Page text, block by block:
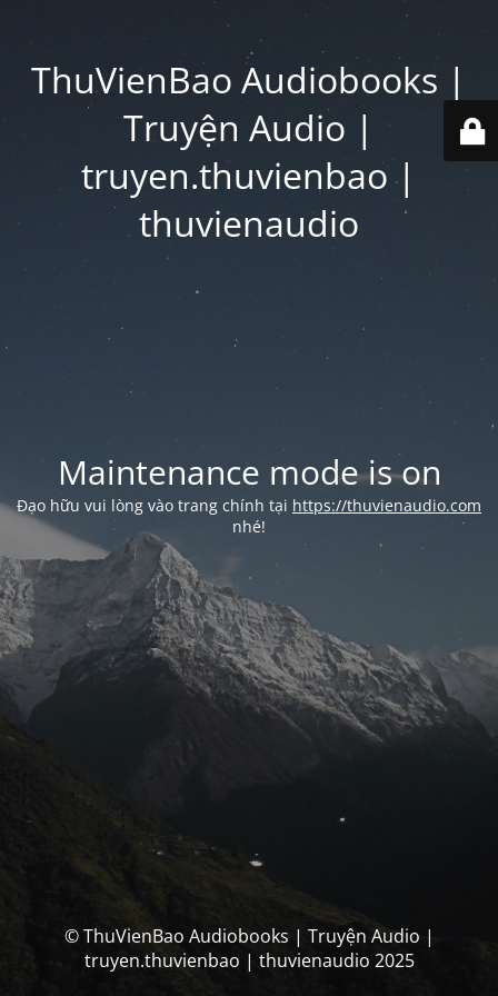
ThuVienBao Audiobooks |
Truyện Audio |
truyen.thuvienbao |
thuvienaudio
Maintenance mode is on
Đạo hữu vui lòng vào trang chính tại https://thuvienaudio.com
nhé!
© ThuVienBao Audiobooks | Truyện Audio |
truyen.thuvienbao | thuvienaudio 2025